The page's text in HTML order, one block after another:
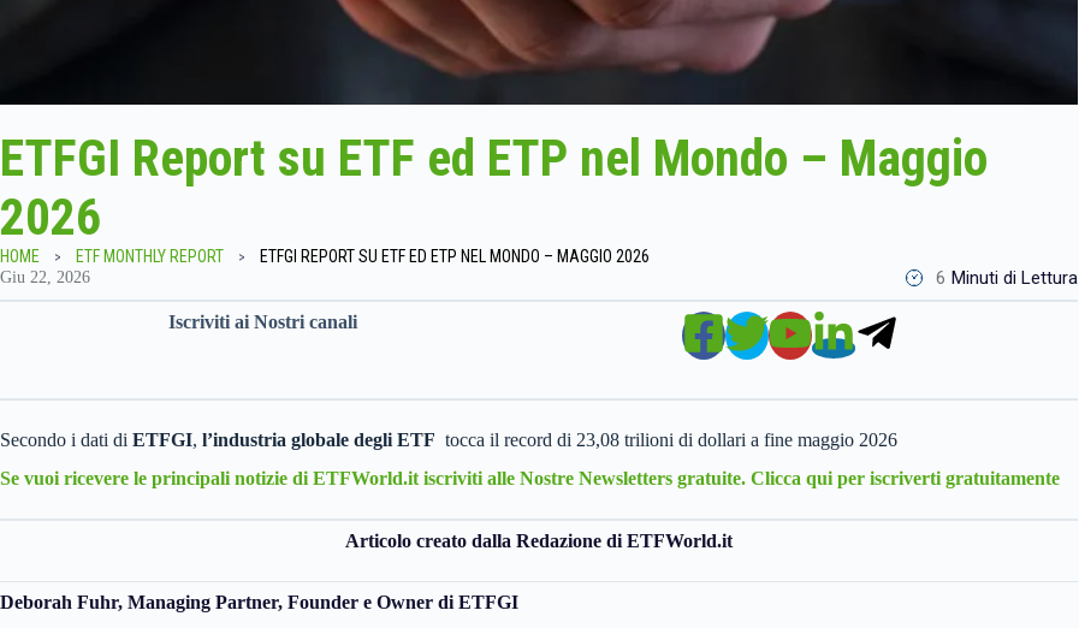
ETFGI Report su ETF ed ETP nel Mondo – Maggio
2026
HOME ETF MONTHLY REPORT ETFGI REPORT SU ETF ED ETP NEL MONDO – MAGGIO 2026
Giu 22, 2026 6 Minuti di Lettura
Iscriviti ai Nostri canali
Secondo i dati di ETFGI, l’industria globale degli ETF tocca il record di 23,08 trilioni di dollari a fine maggio 2026
Se vuoi ricevere le principali notizie di ETFWorld.it iscriviti alle Nostre Newsletters gratuite. Clicca qui per iscriverti gratuitamente
Articolo creato dalla Redazione di ETFWorld.it
Deborah Fuhr, Managing Partner, Founder e Owner di ETFGI